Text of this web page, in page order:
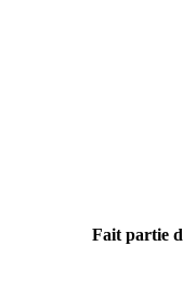
Fait partie